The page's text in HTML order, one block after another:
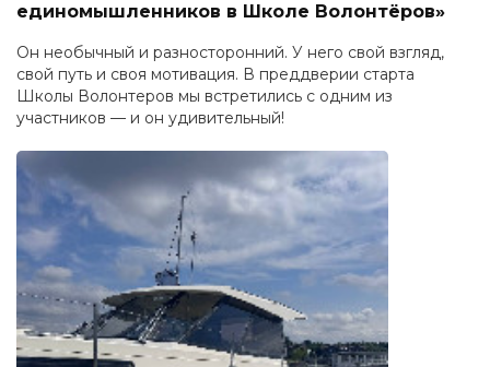
единомышленников в Школе Волонтёров»
Он необычный и разносторонний. У него свой взгляд,
свой путь и своя мотивация. В преддверии старта
Школы Волонтеров мы встретились с одним из
участников — и он удивительный!